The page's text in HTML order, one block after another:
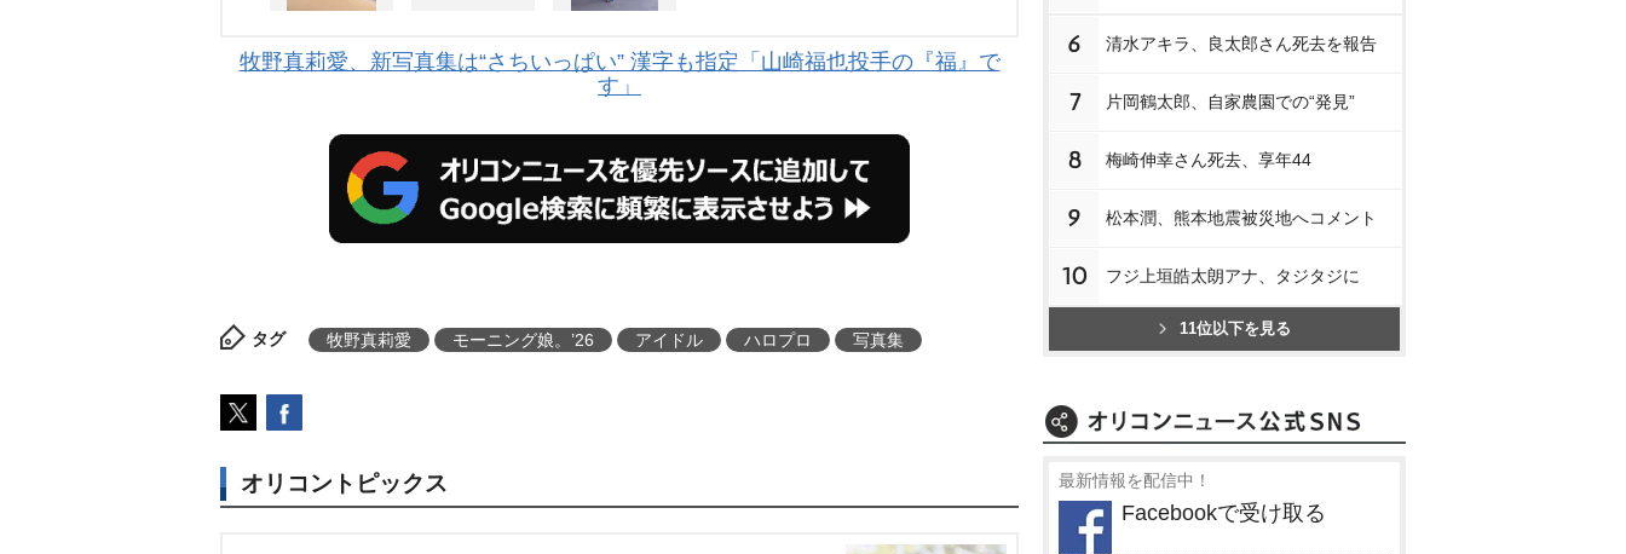
牧野真莉愛、新写真集は“さちいっぱい” 漢字も指定「山崎福也投手の『福』で
す」
タグ 牧野真莉愛 モーニング娘。’26 アイドル ハロプロ 写真集
オリコントピックス
6 清水アキラ、良太郎さん死去を報告
7 片岡鶴太郎、自家農園での“発見”
8 梅崎伸幸さん死去、享年44
9 松本潤、熊本地震被災地へコメント
10 フジ上垣皓太朗アナ、タジタジに
11位以下を見る
最新情報を配信中！
Facebookで受け取る